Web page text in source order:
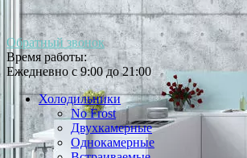
Обратный звонок
Время работы:
Ежедневно с 9:00 до 21:00
Холодильники
No Frost
Двухкамерные
Однокамерные